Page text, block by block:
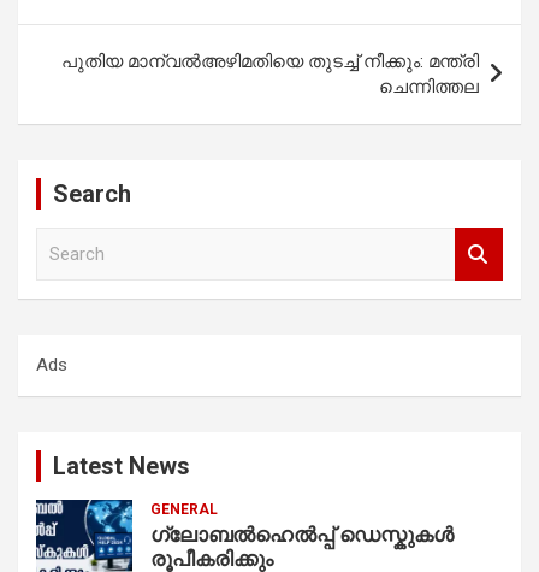
പുതിയ മാന്വൽഅഴിമതിയെ തുടച്ച് നീക്കും: മന്ത്രി
ചെന്നിത്തല
Search
h
Ads
Latest News
GENERAL
ഗ്ലോബൽഹെൽപ്പ് ഡെസ്കുകൾ
രൂപീകരിക്കും